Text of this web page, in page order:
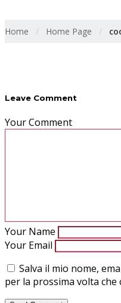
Home / Home Page /
Leave Comment
Your Comment
Your Name
Your Email
Salva il mio nome,
per la prossima volta che